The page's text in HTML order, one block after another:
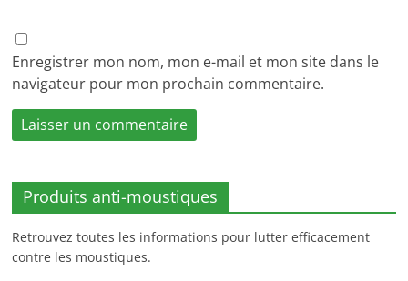
Enregistrer mon nom, mon e-mail et mon site dans le
navigateur pour mon prochain commentaire.
Produits anti-moustiques
Retrouvez toutes les informations pour lutter efficacement
contre les moustiques.